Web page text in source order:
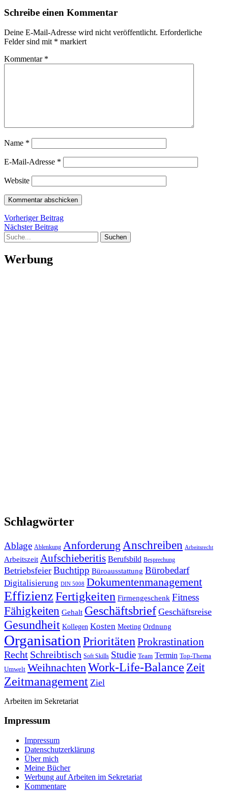
Schreibe einen Kommentar
Deine E-Mail-Adresse wird nicht veröffentlicht. Erforderliche
Felder sind mit * markiert
Kommentar *
Name *
E-Mail-Adresse *
Website
Beitragsnavigation
Vorheriger BeitragVorheriger
Nächster BeitragNächster
Suche
Werbung
Schlagwörter
Ablage Ablenkung Anforderung Anschreiben Arbeitsrecht
Arbeitszeit Aufschieberitis Berufsbild Besprechung
Betriebsfeier Buchtipp Büroausstattung Bürobedarf
Digitalisierung DIN 5008 Dokumentenmanagement
EffizienzFertigkeiten Firmengeschenk Fitness
Fähigkeiten Gehalt Geschäftsbrief Geschäftsreise
Gesundheit Kollegen Kosten Meeting Ordnung
Organisation Prioritäten Prokrastination
Recht Schreibtisch Soft Skills Studie Team Termin Top-Thema
Umwelt Weihnachten Work-Life-Balance Zeit
Zeitmanagement Ziel
Arbeiten im Sekretariat
Impressum
Impressum
Datenschutzerklärung
Über mich
Meine Bücher
Werbung auf Arbeiten im Sekretariat
Kommentare